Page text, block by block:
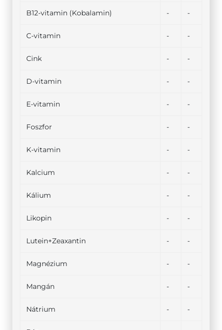
B12-vitamin (Kobalamin) - -
C-vitamin - -
Cink - -
D-vitamin - -
E-vitamin - -
Foszfor - -
K-vitamin - -
Kalcium - -
Kálium - -
Likopin - -
Lutein+Zeaxantin - -
Magnézium - -
Mangán - -
Nátrium - -